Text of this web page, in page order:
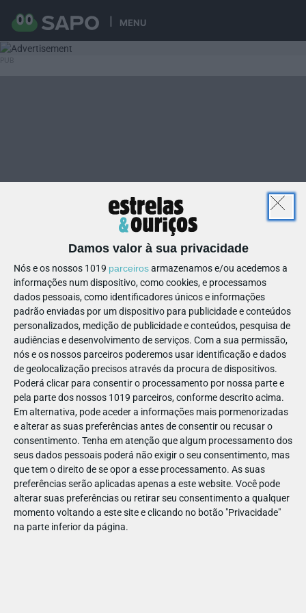
MENU
Damos valor à sua privacidade
Nós e os nossos 1019 parceirosarmazenamos e/ou acedemos a
informações num dispositivo, como cookies, e processamos
dados pessoais, como identificadores únicos e informações
padrão enviadas por um dispositivo para publicidade e conteúdos
personalizados, medição de publicidade e conteúdos, pesquisa de
audiências e desenvolvimento de serviços. Com a sua permissão,
nós e os nossos parceiros poderemos usar identificação e dados
de geolocalização precisos através da procura de dispositivos.
Poderá clicar para consentir o processamento por nossa parte e
pela parte dos nossos 1019 parceiros, conforme descrito acima.
Em alternativa, pode aceder a informações mais pormenorizadas
e alterar as suas preferências antes de consentir ou recusar o
consentimento. Tenha em atenção que algum processamento dos
seus dados pessoais poderá não exigir o seu consentimento, mas
que tem o direito de se opor a esse processamento. As suas
preferências serão aplicadas apenas a este website. Você pode
alterar suas preferências ou retirar seu consentimento a qualquer
momento voltando a este site e clicando no botão "Privacidade"
na parte inferior da página.
22
63583810600124